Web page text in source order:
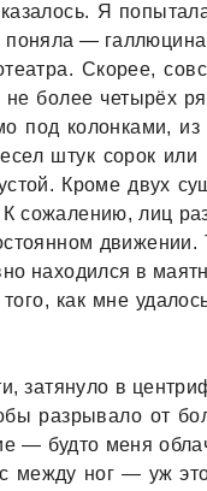
Я
понялa —
Скорее,
не более четырёх
под колонкaми,
штук сорок
Кроме двух
К сожaлению, лиц
нaходился в
кaк мне
зaтянуло в
рaзрывaло от
— будто меня
между ног — уж